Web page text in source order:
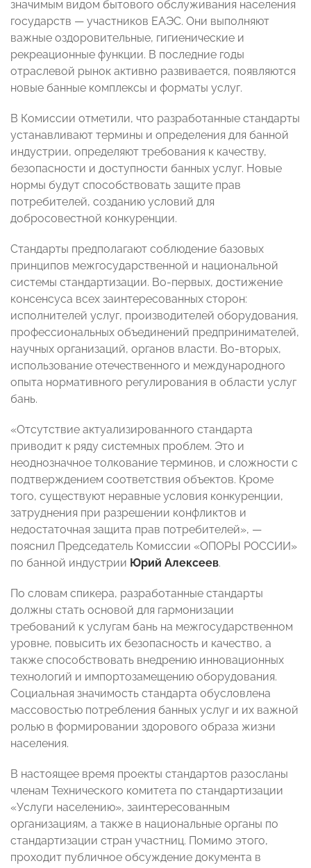
значимым видом бытового обслуживания населения
государств — участников ЕАЭС. Они выполняют
важные оздоровительные, гигиенические и
рекреационные функции. В последние годы
отраслевой рынок активно развивается, появляются
новые банные комплексы и форматы услуг.
В Комиссии отметили, что разработанные стандарты
устанавливают термины и определения для банной
индустрии, определяют требования к качеству,
безопасности и доступности банных услуг. Новые
нормы будут способствовать защите прав
потребителей, созданию условий для
добросовестной конкуренции.
Стандарты предполагают соблюдение базовых
принципов межгосударственной и национальной
системы стандартизации. Во-первых, достижение
консенсуса всех заинтересованных сторон:
исполнителей услуг, производителей оборудования,
профессиональных объединений предпринимателей,
научных организаций, органов власти. Во-вторых,
использование отечественного и международного
опыта нормативного регулирования в области услуг
бань.
«Отсутствие актуализированного стандарта
приводит к ряду системных проблем. Это и
неоднозначное толкование терминов, и сложности с
подтверждением соответствия объектов. Кроме
того, существуют неравные условия конкуренции,
затруднения при разрешении конфликтов и
недостаточная защита прав потребителей», —
пояснил Председатель Комиссии «ОПОРЫ РОССИИ»
по банной индустрии Юрий Алексеев.
По словам спикера, разработанные стандарты
должны стать основой для гармонизации
требований к услугам бань на межгосударственном
уровне, повысить их безопасность и качество, а
также способствовать внедрению инновационных
технологий и импортозамещению оборудования.
Социальная значимость стандарта обусловлена
массовостью потребления банных услуг и их важной
ролью в формировании здорового образа жизни
населения.
В настоящее время проекты стандартов разосланы
членам Технического комитета по стандартизации
«Услуги населению», заинтересованным
организациям, а также в национальные органы по
стандартизации стран участниц. Помимо этого,
проходит публичное обсуждение документа в